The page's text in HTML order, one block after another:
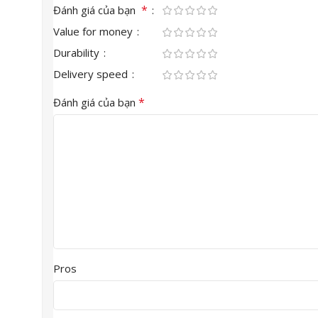
Đánh giá của bạn *
Value for money
Durability
Delivery speed
Đánh giá của bạn *
Pros